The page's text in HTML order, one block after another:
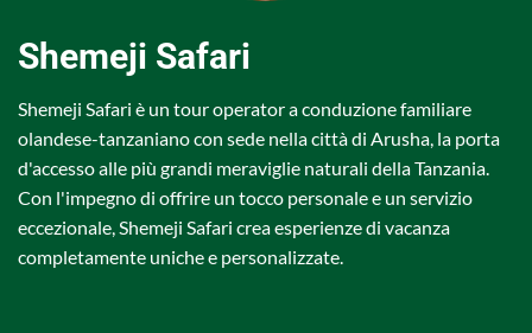
Shemeji Safari
Shemeji Safari è un tour operator a conduzione familiare
olandese-tanzaniano con sede nella città di Arusha, la porta
d'accesso alle più grandi meraviglie naturali della Tanzania.
Con l'impegno di offrire un tocco personale e un servizio
eccezionale, Shemeji Safari crea esperienze di vacanza
completamente uniche e personalizzate.